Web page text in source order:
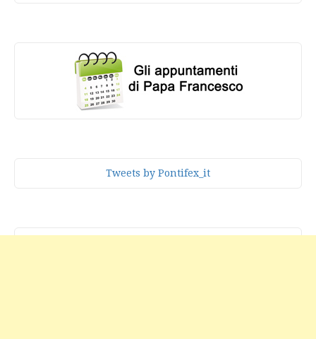
Tweets by Pontifex_it